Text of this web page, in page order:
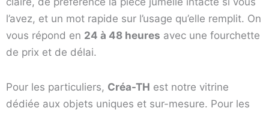
l’avez, et un mot rapide sur l’usage qu’elle remplit. On
vous répond en 24 à 48 heures avec une fourchette
de prix et de délai.
Pour les particuliers, Créa-TH est notre vitrine
dédiée aux objets uniques et sur-mesure. Pour les